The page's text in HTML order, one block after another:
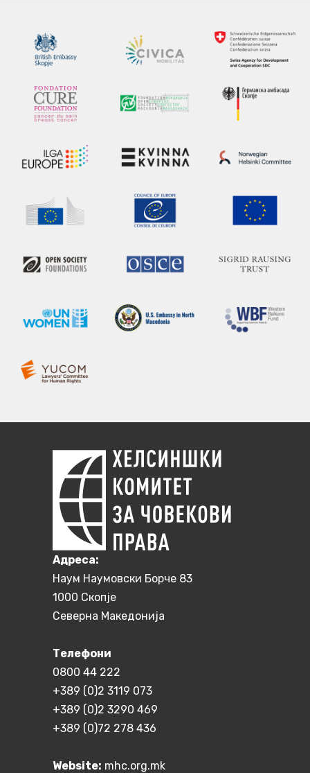
Aдреса:
Наум Наумовски Борче 83
1000 Скопје
Северна Македонија
Телефони
0800 44 222
+389 (0)2 3119 073
+389 (0)2 3290 469
+389 (0)72 278 436
Website: mhc.org.mk